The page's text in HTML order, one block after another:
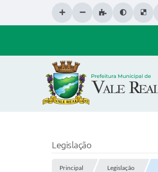
Legislação
Principal Legislação